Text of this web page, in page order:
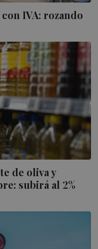
IVA: rozando
de oliva y
subirá al 2%